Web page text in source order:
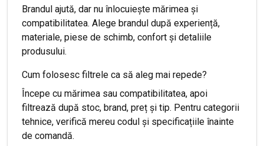
Brandul ajută, dar nu înlocuiește mărimea și
compatibilitatea. Alege brandul după experiență,
materiale, piese de schimb, confort și detaliile
produsului.
Cum folosesc filtrele ca să aleg mai repede?
Începe cu mărimea sau compatibilitatea, apoi
filtrează după stoc, brand, preț și tip. Pentru categorii
tehnice, verifică mereu codul și specificațiile înainte
de comandă.